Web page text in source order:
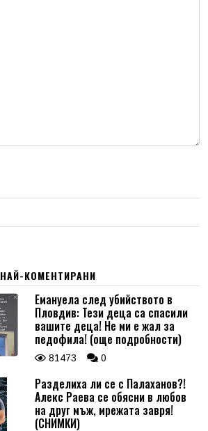
НАЙ-КОМЕНТИРАНИ
Емануела след убийството в
Пловдив: Тези деца са спасили
вашите деца! Не ми е жал за
педофила! (още подробности)
81473 0
Разделиха ли се с Палаханов?!
Алекс Раева се обясни в любов
на друг мъж, мрежата завря!
(СНИМКИ)